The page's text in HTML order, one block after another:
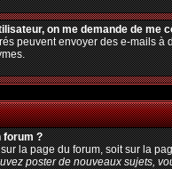
on me demande de me
peuvent envoyer des e-mails
forum ?
la page du forum, soit sur la
poster de nouveaux sujets,